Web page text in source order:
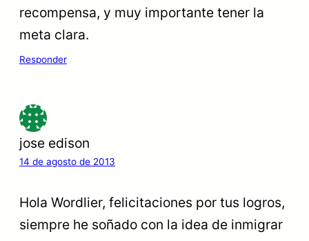
recompensa, y muy importante tener la
meta clara.
Responder
jose edison
14 de agosto de 2013
Hola Wordlier, felicitaciones por tus logros,
siempre he soñado con la idea de inmigrar